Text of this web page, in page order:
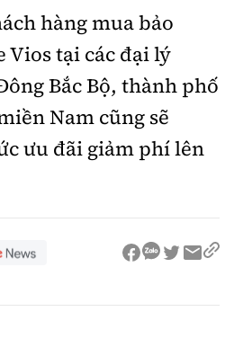
hàng mua bảo
Vios tại các đại lý
Bắc Bộ, thành phố
Nam cũng sẽ
ưu đãi giảm phí lên